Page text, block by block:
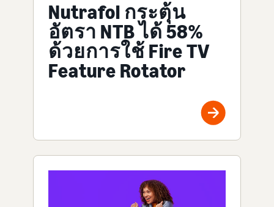
Nutrafol กระตุ้น
อัตรา NTB ได้ 58%
ด้วยการใช้ Fire TV
Feature Rotator